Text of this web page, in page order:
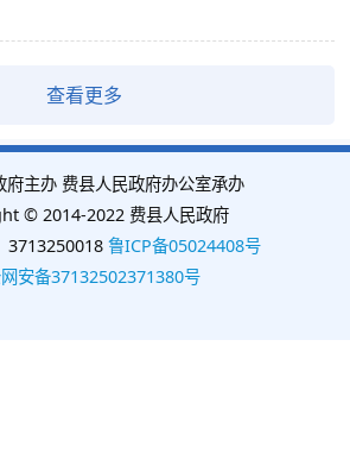
查看更多
府主办 费县人民政府办公室承办
© 2014-2022 费县人民政府
3713250018 鲁ICP备05024408号
安备37132502371380号